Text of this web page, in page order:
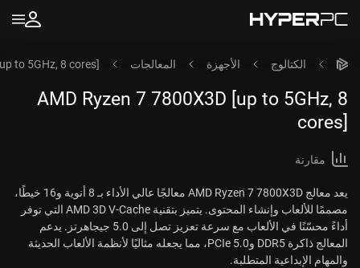
الكتالوج الأجهزة المعالجات to 5GHz, 8 cores]
AMD Ryzen 7 7800X3D [up to 5GHz, 8
cores]
مقارنة
يعد معالج AMD Ryzen 7 7800X3D معالجًا عالي الأداء بـ 8 أنوية و16 خيطًا،
مصممًا للألعاب وإنشاء المحتوى. يتميز بتقنية AMD 3D V-Cache التي توفر
أداءً محسّنًا في الألعاب مع سرعة تعزيز تصل إلى 5.0 جيجاهرتز. يدعم
المعالج ذاكرة DDR5 وPCIe 5.0، مما يجعله مثاليًا لأنظمة الألعاب الحديثة
والمهام الإبداعية المتطلبة.